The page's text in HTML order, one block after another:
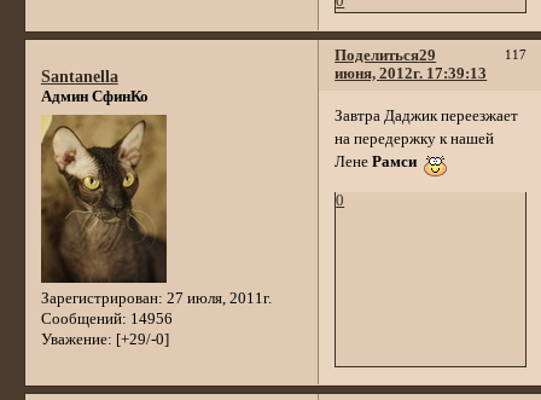
Поделиться 117
29
июня, 2012г. 17:39:13
Santanella
Админ СфинКо
Зарегистрирован: 27 июля, 2011г.
Сообщений: 14956
Уважение: [+29/-0]
Завтра Даджик переезжает
на передержку к нашей
ЛенеРамси
0